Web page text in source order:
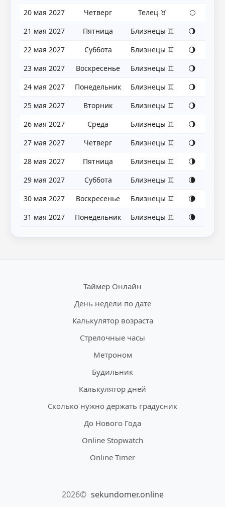
20 мая 2027
Четверг Телец ♉
🌕
21 мая 2027
Пятница Близнецы ♊
🌖
22 мая 2027
Суббота Близнецы ♊
🌖
23 мая 2027
Воскресенье Близнецы ♊
🌖
24 мая 2027
Понедельник Близнецы ♊
🌖
25 мая 2027
Вторник Близнецы ♊
🌖
26 мая 2027
Среда Близнецы ♊
🌖
27 мая 2027
Четверг Близнецы ♊
🌖
28 мая 2027
Пятница Близнецы ♊
🌗
29 мая 2027
Суббота Близнецы ♊
🌘
30 мая 2027
Воскресенье Близнецы ♊
🌘
31 мая 2027
Понедельник Близнецы ♊ 🌘
Таймер Онлайн
День недели по дате
Калькулятор возраста
Стрелочные часы
Метроном
Будильник
Калькулятор дней
Сколько нужно держать градусник
До Нового Года
Online Stopwatch
Online Timer
2026© sekundomer.online